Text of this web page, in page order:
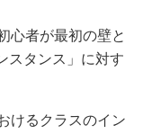
心者が最初の壁と
スタンス」に対す
けるクラスのイン